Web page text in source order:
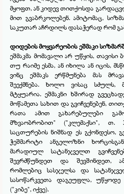
მყოფთ, ან კიდევ თითქოსდა
მით გვაბრკოლებენ. ამიტომაც,
საკუთარ აჩრდილს დასაჭერად რომ
დიდების მოყვარეობის ეშმაკი
ეშმაკმა მომავალი არ უწყის,
თუ რაიმე ესმა, ან იხილა ან იცის,
ვინც ეშმაკს ერწმუნება მას
შეექმნება. ხოლო ვისაც სძულს,
მტყუარია. ეშმაკნი ხშირად
მოწამეთა სახით და გვიჩვენებენ,
რათა ამით გახარებულები
მზვაობრობით" ("კლემაქსი", თ.
საცთურების ნიშნად ეს გქონდესო,
ჭეშმარიტი ანგელოზნი
მარადიულ სატანჯველთ
შევრძწუნდეთ და შევშინდეთ,
რომლებიც სასჯელსა და
სასოწარკვეთა დაგეუფლა, უწყოდე
("კიბე", იქვე).